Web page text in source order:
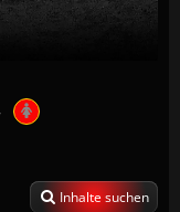
Inhalte suchen